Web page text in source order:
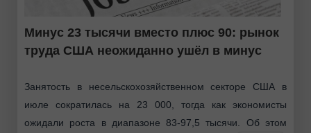
Минус 23 тысячи вместо плюс 90: рынок
труда США неожиданно ушёл в минус
Занятость в несельскохозяйственном секторе США в
июле сократилась на 23 000, тогда как экономисты
ожидали роста в диапазоне 83-97,5 тысячи. Об этом